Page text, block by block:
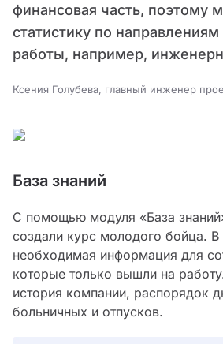
финансовая часть, поэтому
статистику по
работы, например,
Ксения Голубева, главный инженер
База знаний
С помощью модуля «База
создали курс молодого бойца.
необходимая информация для
которые только вышли на
история компании, распорядок
больничных и отпусков.